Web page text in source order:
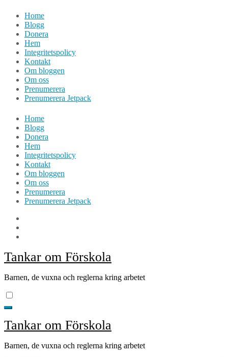
Hoppa
innehåll
Home
Blogg
Donera
Hem
Integritetspolicy
Kontakt
Om bloggen
Om oss
Prenumerera
Prenumerera Jetpack
Home
Blogg
Donera
Hem
Integritetspolicy
Kontakt
Om bloggen
Om oss
Prenumerera
Prenumerera Jetpack
Tankar om Förskola
Barnen, de vuxna och reglerna kring arbetet
Tankar om Förskola
Barnen, de vuxna och reglerna kring arbetet